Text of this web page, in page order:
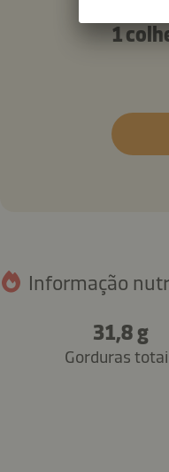
1
Informação
31,8 g
Gorduras